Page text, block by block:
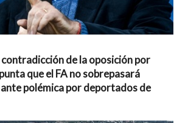
de la oposición por
que el FA no sobrepasará
ante polémica por deportados de